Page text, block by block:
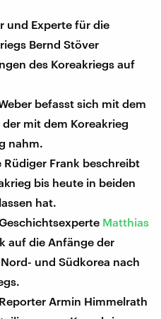
und Experte für die
Bernd Stöver
des Koreakriegs auf
befasst sich mit dem
mit dem Koreakrieg
nahm.
Rüdiger Frank beschreibt
bis heute in beiden
hat.
Matthias
auf die Anfänge der
und Südkorea nach
Armin Himmelrath